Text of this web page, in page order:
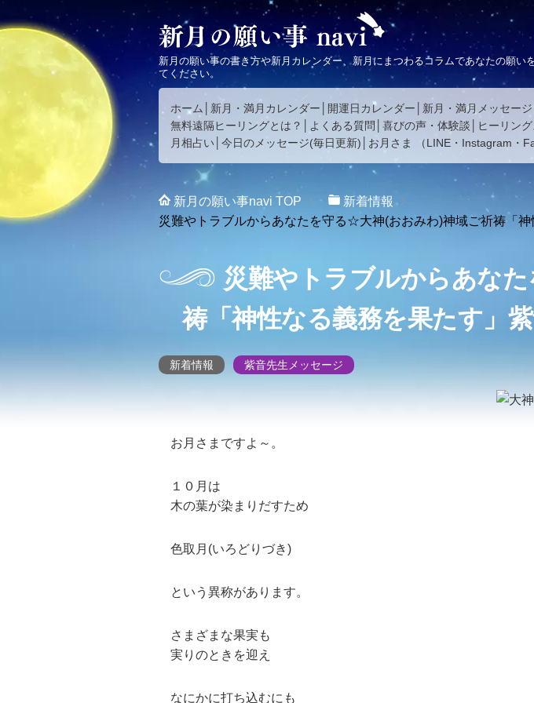
新月の願い事の書き方や新月カレンダー、新月にまつわるコラムであなたの願
てください。
ホーム 新月・満月カレンダー 開運日カレンダー 新月・満月メッセージ
無料遠隔ヒーリングとは？
よくある質問 喜びの声・体験談 ヒーリン
月相占い 今日のメッセージ(毎日更新) お月さま （LINE ・ Instagram ・
新月の願い事navi TOP
新着情報
災難やトラブルからあなたを守る☆大神(おおみわ)神域ご祈祷「
災難やトラブルからあな
祷「神性なる義務を果たす」
新着情報 紫音先生メッセージ
お月さまですよ～。
１０月は
木の葉が染まりだすため
色取月(いろどりづき)
という異称があります。
さまざまな果実も
実りのときを迎え
なにかに打ち込むにも